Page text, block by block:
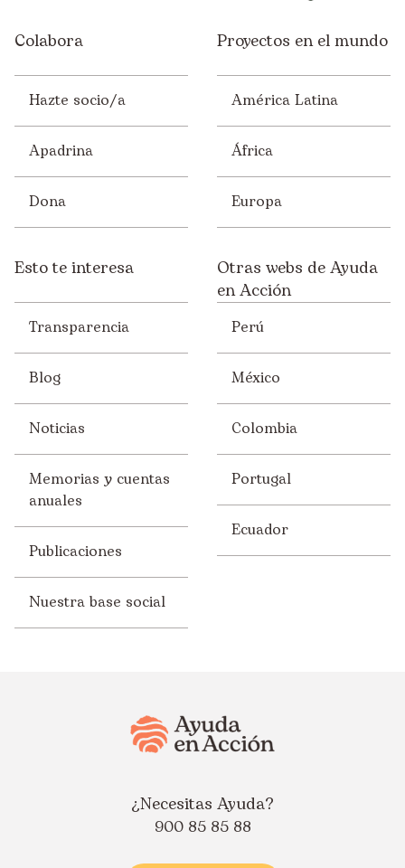
Colabora
Hazte socio/a
Apadrina
Dona
Proyectos en el mundo
América Latina
África
Europa
Esto te interesa
Transparencia
Blog
Noticias
Memorias y cuentas
anuales
Publicaciones
Nuestra base social
Otras webs de Ayuda
en Acción
Perú
México
Colombia
Portugal
Ecuador
¿Necesitas Ayuda?
900 85 85 88